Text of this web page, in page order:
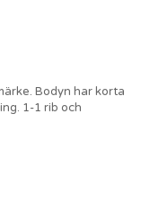
Bodyn har korta
1-1 rib och